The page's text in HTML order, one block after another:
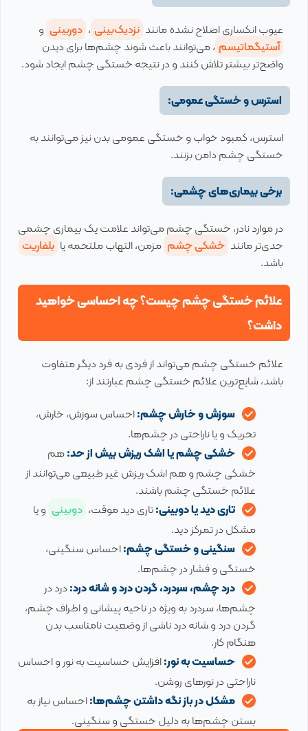
عیوب انکساری اصلاح نشده مانند نزدیک‌بینی ، دوربینی و
آستیگماتیسم ، می‌توانند باعث شوند چشم‌ها برای دیدن
واضح‌تر بیشتر تلاش کنند و در نتیجه خستگی چشم ایجاد شود.
استرس و خستگی عمومی:
استرس، کمبود خواب و خستگی عمومی بدن نیز می‌توانند به
خستگی چشم دامن بزنند.
برخی بیماری‌های چشمی:
در موارد نادر، خستگی چشم می‌تواند علامت یک بیماری چشمی
جدی‌تر مانند خشکی چشم مزمن، التهاب ملتحمه یا بلفاریت
باشد.
علائم خستگی چشم چیست؟ چه احساسی خواهید
داشت؟
علائم خستگی چشم می‌تواند از فردی به فرد دیگر متفاوت
باشد، شایع‌ترین علائم خستگی چشم عبارتند از:
سوزش و خارش چشم:احساس سوزش، خارش،
تحریک و یا ناراحتی در چشم‌ها.
خشکی چشم یا اشک ریزش بیش از حد:هم
خشکی چشم و هم اشک ریزش غیر طبیعی می‌توانند از
علائم خستگی چشم باشند.
تاری دید یا دوبینی:تاری دید موقت، دوبینی و یا
مشکل در تمرکز دید.
سنگینی و خستگی چشم:احساس سنگینی،
خستگی و فشار در چشم‌ها.
درد چشم، سردرد، گردن درد و شانه درد:درد در
چشم‌ها، سردرد به ویژه در ناحیه پیشانی و اطراف چشم،
گردن درد و شانه درد ناشی از وضعیت نامناسب بدن
هنگام کار.
حساسیت به نور:افزایش حساسیت به نور و احساس
ناراحتی در نورهای روشن.
مشکل در باز نگه داشتن چشم‌ها:احساس نیاز به
بستن چشم‌ها به دلیل خستگی و سنگینی.